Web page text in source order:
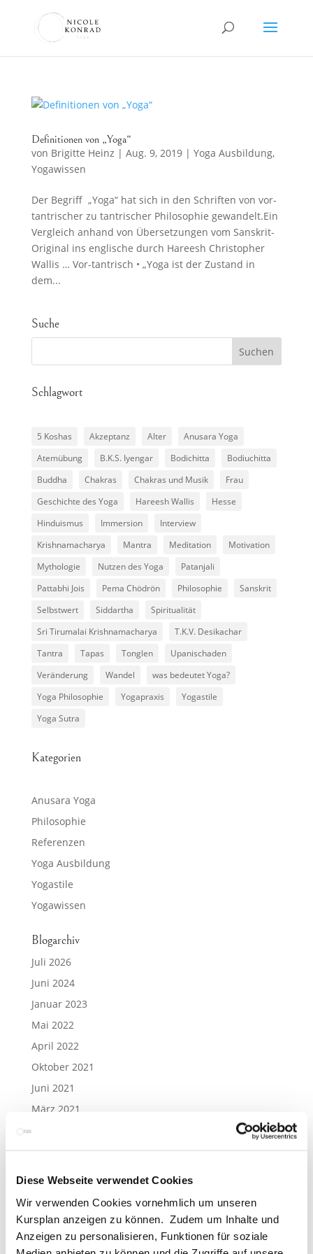
Diese Webseite verwendet Cookies
Wir verwenden Cookies vornehmlich um unseren
Kursplan anzeigen zu können. Zudem um Inhalte und
Anzeigen zu personalisieren, Funktionen für soziale
Definitionen von „Yoga“
von Brigitte Heinz | Aug. 9, 2019| Yoga Ausbildung,
Yogawissen
Der Begriff „Yoga“ hat sich in den Schriften von vor-
tantrischer zu tantrischer Philosophie gewandelt.Ein
Vergleich anhand von Übersetzungen vom Sanskrit-
Original ins englische durch Hareesh Christopher
Wallis … Vor-tantrisch • „Yoga ist der Zustand in
dem...
Suche
Schlagwort
5 Koshas Akzeptanz Alter
Anusara Yoga
Atemübung
B.K.S. Iyengar Bodichitta
Bodiuchitta
Buddha
Chakras Chakras und Musik
Frau
Geschichte des Yoga
Hareesh Wallis
Hesse
Hinduismus
Immersion
Interview
Krishnamacharya
Mantra Meditation
Motivation
Mythologie
Nutzen des Yoga
Patanjali
Pattabhi Jois
Pema Chödrön Philosophie
Sanskrit
Selbstwert
Siddartha
Spiritualität
Sri Tirumalai Krishnamacharya
T.K.V. Desikachar
Tantra
Tapas Tonglen
Upanischaden
Veränderung
Wandel
was bedeutet Yoga?
Yoga Philosophie
Yogapraxis
Yogastile
Yoga Sutra
Kategorien
Anusara Yoga
Philosophie
Referenzen
Yoga Ausbildung
Yogastile
Yogawissen
Blogarchiv
Juli 2026
Juni 2024
Januar 2023
Mai 2022
April 2022
Oktober 2021
Juni 2021
März 2021
Februar 2021
Januar 2021
April 2020
März 2020